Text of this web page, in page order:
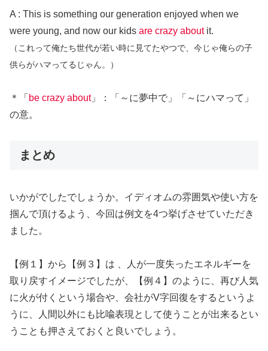
A : This is something our generation enjoyed when we
were young, and now our kids are crazy aboutit.
（これって俺たち世代が若い時に見てたやつで、今じゃ俺らの子
供らがハマってるじゃん。）
＊「 be crazy about」：「～に夢中で」「～にハマって」
の意。
まとめ
いかがでしたでしょうか。イディオムの雰囲気や使い方を
掴んで頂けるよう、今回は例文を4つ挙げさせていただき
ました。
【例１】から【例３】は 、人が一度失ったエネルギーを
取り戻すイメージでしたが、【例４】のように、再び人気
に火が付くという場合や、会社がV字回復をするというよ
うに、人間以外にも比喩表現として使うことが出来るとい
うことも押さえておくと良いでしょう。